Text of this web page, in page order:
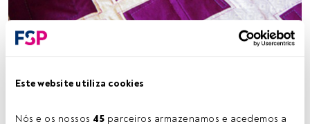
Este website utiliza cookies
Nós e os nossos 45 parceiros armazenamos e acedemos a
digs&bean, Flickr, Creative Commons